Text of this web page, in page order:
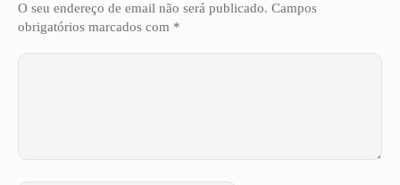
O seu endereço de email não será publicado. Campos
obrigatórios marcados com *